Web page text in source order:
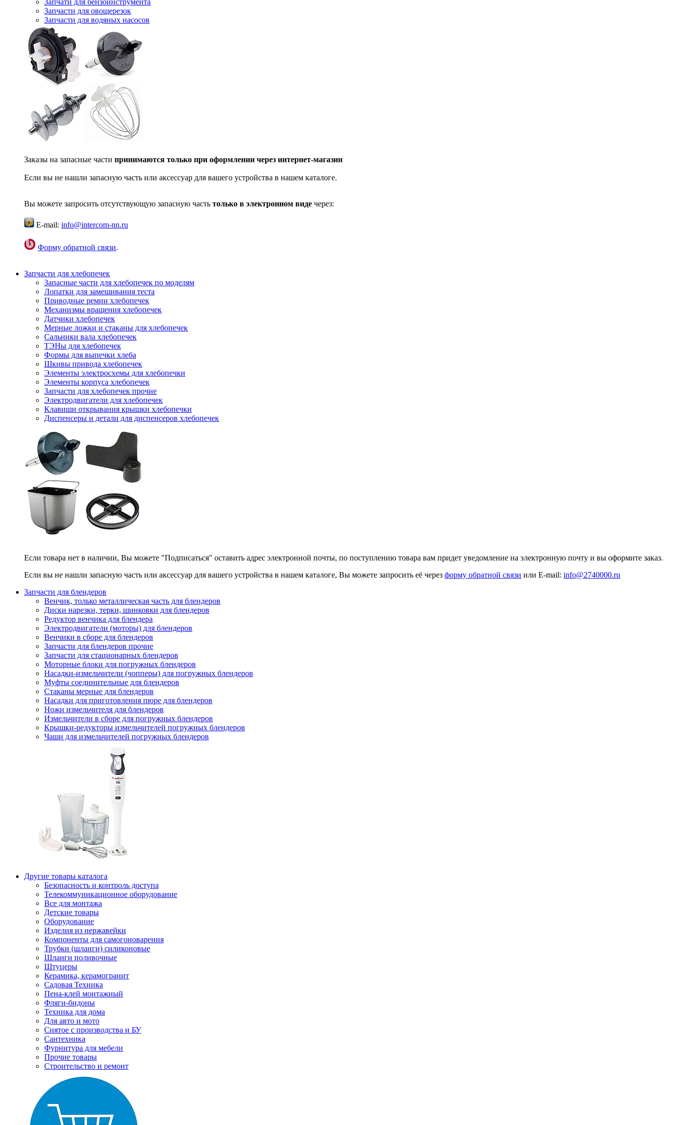
Запчати для бензоинструмента
Запчасти для овощерезок
Запчасти для водяных насосов
Заказы на запасные части принимаются только при оформлении через интернет-магазин
Если вы не нашли запасную часть или аксессуар для вашего устройства в нашем каталоге.
Вы можете запросить отсутствующую запасную часть только в электронном виде через:
E-mail: info@intercom-nn.ru
Форму обратной связи.
Запчасти для хлебопечек
Запасные части для хлебопечек по моделям
Лопатки для замешивания теста
Приводные ремни хлебопечек
Механизмы вращения хлебопечек
Датчики хлебопечек
Мерные ложки и стаканы для хлебопечек
Сальники вала хлебопечек
ТЭНы для хлебопечек
Формы для выпечки хлеба
Шкивы привода хлебопечек
Элементы электросхемы для хлебопечки
Элементы корпуса хлебопечек
Запчасти для хлебопечек прочие
Электродвигатели для хлебопечек
Клавиши открывания крышки хлебопечки
Диспенсеры и детали для диспенсеров хлебопечек
Если товара нет в наличии, Вы можете "Подписаться" оставить адрес электронной почты, по поступлению товара вам придет уведомление на электронную почту и вы оформите заказ.
Если вы не нашли запасную часть или аксессуар для вашего устройства в нашем каталоге, Вы можете запросить её через форму обратной связи или E-mail: info@2740000.ru
Запчасти для блендеров
Венчик, только металлическая часть для блендеров
Диски нарезки, терки, шинковки для блендеров
Редуктор венчика для блендера
Электродвигатели (моторы) для блендеров
Венчики в сборе для блендеров
Запчасти для блендеров прочие
Запчасти для стационарных блендеров
Моторные блоки для погружных блендеров
Насадки-измельчители (чопперы) для погружных блендеров
Муфты соединительные для блендеров
Стаканы мерные для блендеров
Насадки для приготовления пюре для блендеров
Ножи измельчителя для блендеров
Измельчители в сборе для погружных блендеров
Крышки-редукторы измельчителей погружных блендеров
Чаши для измельчителей погружных блендеров
Другие товары каталога
Безопасность и контроль доступа
Телекоммуникационное оборудование
Все для монтажа
Детские товары
Оборудование
Изделия из нержавейки
Компоненты для самогоноварения
Трубки (шланги) силиконовые
Шланги поливочные
Штуцеры
Керамика, керамогранит
Садовая Техника
Пена-клей монтажный
Фляги-бидоны
Техника для дома
Для авто и мото
Снятое с производства и БУ
Сантехника
Фурнитура для мебели
Прочие товары
Строительство и ремонт